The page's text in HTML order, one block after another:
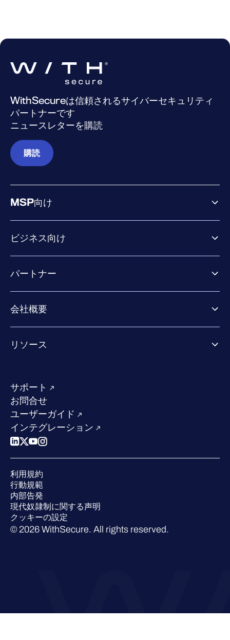
WithSecureは信頼されるサイバーセキュリティ
パートナーです
ニュースレターを購読
購読
MSP向け
ビジネス向け
Exposure Management
Extended Detection & Response
Co-Security Services
パートナー
パートナーの成功のためのサービス
Co-growth community
会社概要
業界での評価／認定／お客様の声
求人情報
サステナビリティ
競合他社との比較
リソース
成功事例
W/Labs
ブログ
ポッドキャスト
イベント
ウェビナー
業界での 評価
サポート
お問合せ
ユーザーガイド
インテグレーション
利用規約
行動規範
内部告発
現代奴隷制に関する声明
クッキーの設定
© 2026 WithSecure. All rights reserved.